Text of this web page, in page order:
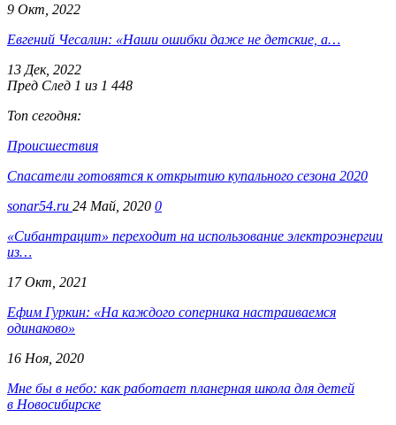
9 Окт, 2022
Евгений Чесалин: «Наши ошибки даже не детские, а…
13 Дек, 2022
Пред След 1 из 1 448
Топ сегодня:
Происшествия
Спасатели готовятся к открытию купального сезона 2020
sonar54.ru 24 Май, 2020 0
«Сибантрацит» переходит на использование электроэнергии
из…
17 Окт, 2021
Ефим Гуркин: «На каждого соперника настраиваемся
одинаково»
16 Ноя, 2020
Мне бы в небо: как работает планерная школа для детей
в Новосибирске